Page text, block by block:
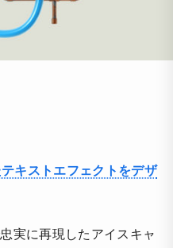
キストエフェクトをデザ
実に再現したアイスキャ